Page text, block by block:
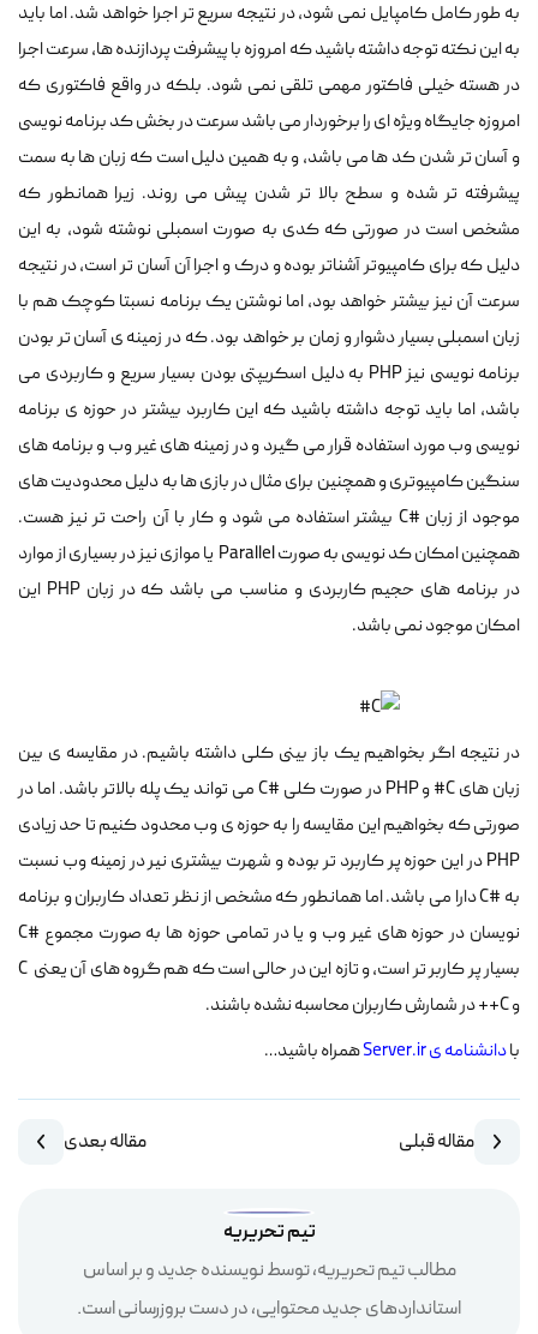
به طور کامل کامپایل نمی شود، در نتیجه سریع تر اجرا خواهد شد. اما باید
به این نکته توجه داشته باشید که امروزه با پیشرفت پردازنده ها، سرعت اجرا
در هسته خیلی فاکتور مهمی تلقی نمی شود. بلکه در واقع فاکتوری که
امروزه جایگاه ویژه ای را برخوردار می باشد سرعت در بخش کد برنامه نویسی
و آسان تر شدن کد ها می باشد، و به همین دلیل است که زبان ها به سمت
پیشرفته تر شده و سطح بالا تر شدن پیش می روند. زیرا همانطور که
مشخص است در صورتی که کدی به صورت اسمبلی نوشته شود، به این
دلیل که برای کامپیوتر آشناتر بوده و درک و اجرا آن آسان تر است، در نتیجه
سرعت آن نیز بیشتر خواهد بود، اما نوشتن یک برنامه نسبتا کوچک هم با
زبان اسمبلی بسیار دشوار و زمان بر خواهد بود. که در زمینه ی آسان تر بودن
برنامه نویسی نیز PHP به دلیل اسکریپتی بودن بسیار سریع و کاربردی می
باشد، اما باید توجه داشته باشید که این کاربرد بیشتر در حوزه ی برنامه
نویسی وب مورد استفاده قرار می گیرد و در زمینه های غیر وب و برنامه های
سنگین کامپیوتری و همچنین برای مثال در بازی ها به دلیل محدودیت های
موجود از زبان #C بیشتر استفاده می شود و کار با آن راحت تر نیز هست.
همچنین امکان کد نویسی به صورت Parallel یا موازی نیز در بسیاری از موارد
در برنامه های حجیم کاربردی و مناسب می باشد که در زبان PHP این
امکان موجود نمی باشد.
در نتیجه اگر بخواهیم یک باز بینی کلی داشته باشیم. در مقایسه ی بین
زبان های C# و PHP در صورت کلی #C می تواند یک پله بالاتر باشد. اما در
صورتی که بخواهیم این مقایسه را به حوزه ی وب محدود کنیم تا حد زیادی
PHP در این حوزه پر کاربرد تر بوده و شهرت بیشتری نیر در زمینه وب نسبت
به #C دارا می باشد. اما همانطور که مشخص از نظر تعداد کاربران و برنامه
نویسان در حوزه های غیر وب و یا در تمامی حوزه ها به صورت مجموع #C
بسیار پر کاربر تر است، و تازه این در حالی است که هم گروه های آن یعنی C
و C++ در شمارش کاربران محاسبه نشده باشند.
بادانشنامه ی Server.ir همراه باشید…
مقاله قبلی مقاله بعدی
تیم تحریریه
مطالب تیم تحریریه، توسط نویسنده جدید و بر اساس
استانداردهای جدید محتوایی، در دست بروزرسانی است.